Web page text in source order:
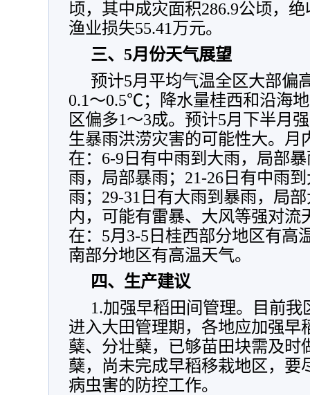
顷，其中成灾面积286.9公顷，
渔业损失55.41万元。
三、5月份天气展望
预计5月平均气温全区大部偏
0.1～0.5℃；降水量桂西和沿海
区偏多1～3成。预计5月下半月
生暴雨洪涝灾害的可能性大。月
在：6-9日有中雨到大雨，局部
雨，局部暴雨；21-26日有中雨
雨；29-31日有大雨到暴雨，局
内，可能有雷暴、大风等强对流
在：5月3-5日桂西部分地区有高
南部分地区有高温天气。
四、生产建议
1.加强早稻田间管理。目前
进入大田管理期，各地应加强早
蘖、分壮蘖，已够苗田块需及时
蘖，尚未完成早稻移栽地区，要
病虫害的防控工作。